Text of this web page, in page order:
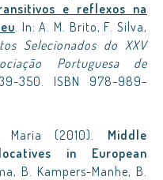
e reflexos na
. In: A. M. Brito, F. Silva,
Selecionados do XXV
Portuguesa de
350. ISBN 978-989-
Maria (2010). Middle
in European
B. Kampers-Manhe, B.